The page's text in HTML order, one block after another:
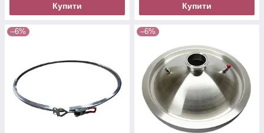
Купити Купити
–6% –6%